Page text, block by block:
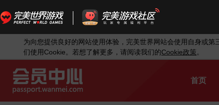
为向您提供良好的网站使用体验，完美世界网站会使用自身或第
们使用 Cookie。若想了解更多，请阅读我们的Cookie政策。
首页